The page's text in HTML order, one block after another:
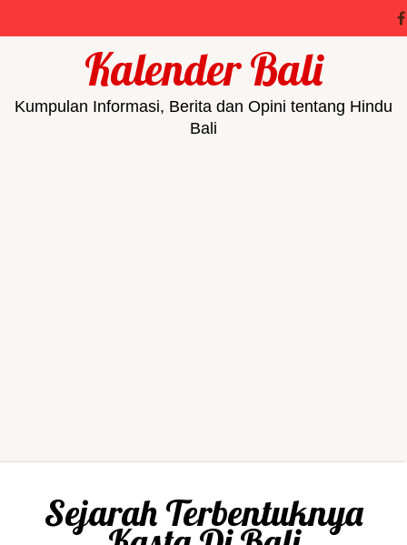
Kalender Bali
Kumpulan Informasi, Berita dan Opini tentang Hindu
Bali
Sejarah Terbentuknya